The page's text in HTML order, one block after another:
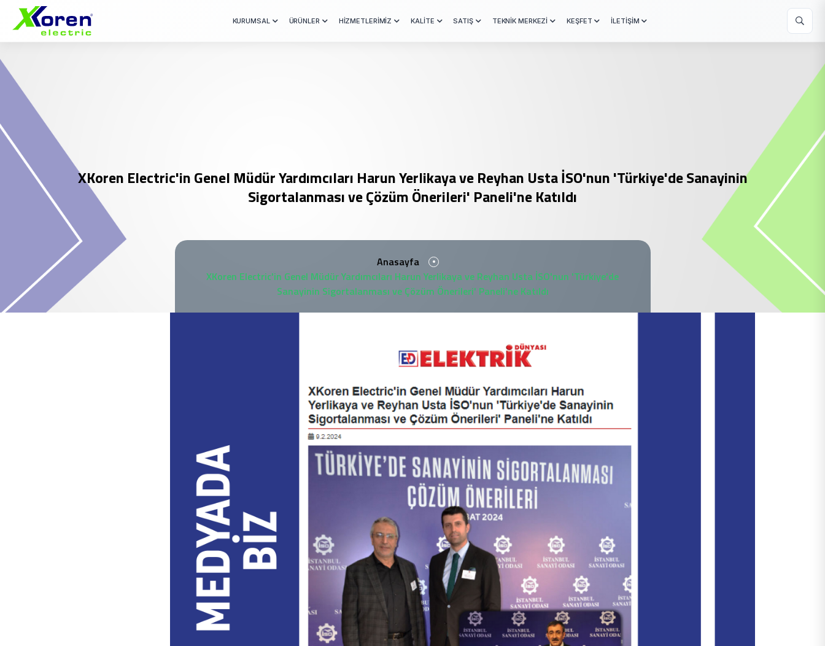
KURUMSAL ÜRÜNLER HİZMETLERİMİZ KALİTE SATIŞ TEKNİK MERKEZİ KEŞFET İLETİŞİM
XKoren Electric'in Genel Müdür Yardımcıları Harun Yerlikaya ve Reyhan Usta İSO'nun 'Türkiye'de Sanayinin
Sigortalanması ve Çözüm Önerileri' Paneli'ne Katıldı
Anasayfa
XKoren Electric'in Genel Müdür Yardımcıları Harun Yerlikaya ve Reyhan Usta İSO'nun 'Türkiye'de
Sanayinin Sigortalanması ve Çözüm Önerileri' Paneli'ne Katıldı